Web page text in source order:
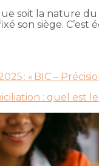
soit la nature du
son siège.
: « BIC –
: quel est